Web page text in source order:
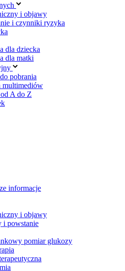
i objawy
i czynniki ryzyka
dla dziecka
dla matki
pobrania
multimediów
A do Z
informacje
i objawy
i powstanie
pomiar glukozy